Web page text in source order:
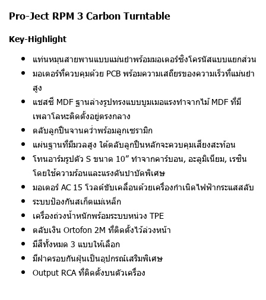
Pro-Ject RPM 3 Carbon Turntable
Key-Highlight
แท่นหมุนสายพานแบบแม่นยำพร้อมมอเตอร์ซิงโครนัสแบบแยกส่วน
มอเตอร์ที่ควบคุมด้วย PCB พร้อมความเสถียรของความเร็วที่แม่นยำ
สูง
แชสซี MDF ฐานล่างรูปทรงแบบบูมเมอแรงทำจากไม้ MDF ที่มี
เพลาโลหะติดตั้งอยู่ตรงกลาง
ตลับลูกปืนจานคว่ำพร้อมลูกเซรามิก
แผ่นฐานที่มีมวลสูง ใต้ตลับลูกปืนหลักจะควบคุมเสียงสะท้อน
โทนอาร์มรูปตัว S ขนาด 10” ทำจากคาร์บอน, อะลูมิเนียม, เรซิน
โดยใช้ความร้อนและแรงดันบำบัดพิเศษ
มอเตอร์ AC 15 โวลต์ขับเคลื่อนด้วยเครื่องกำเนิดไฟฟ้ากระแสสลับ
ระบบป้องกันสเก็ตแม่เหล็ก
เครื่องถ่วงน้ำหนักพร้อมระบบหน่วง TPE
ตลับเงิน Ortofon 2M ที่ติดตั้งไว้ล่วงหน้า
มีสีทั้งหมด 3 แบบให้เลือก
มีฝาครอบกันฝุ่นเป็นอุปกรณ์เสริมพิเศษ
Output RCA ที่ติดตั้งบนตัวเครื่อง